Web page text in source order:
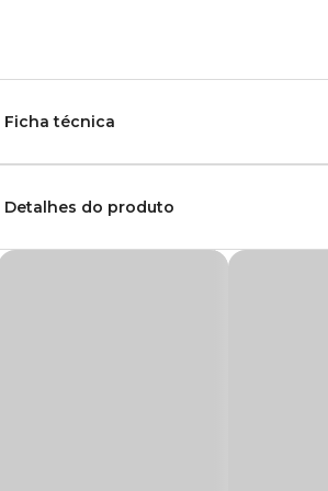
Ficha técnica
da Ração 100 g
Detalhes do produto